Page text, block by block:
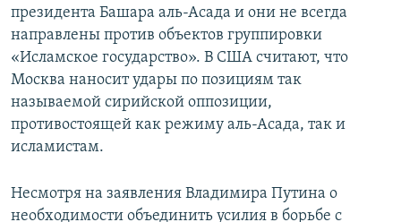
президента Башара аль-Асада и они не всегда
направлены против объектов группировки
«Исламское государство». В США считают, что
Москва наносит удары по позициям так
называемой сирийской оппозиции,
противостоящей как режиму аль-Асада, так и
исламистам.
Несмотря на заявления Владимира Путина о
необходимости объединить усилия в борьбе с